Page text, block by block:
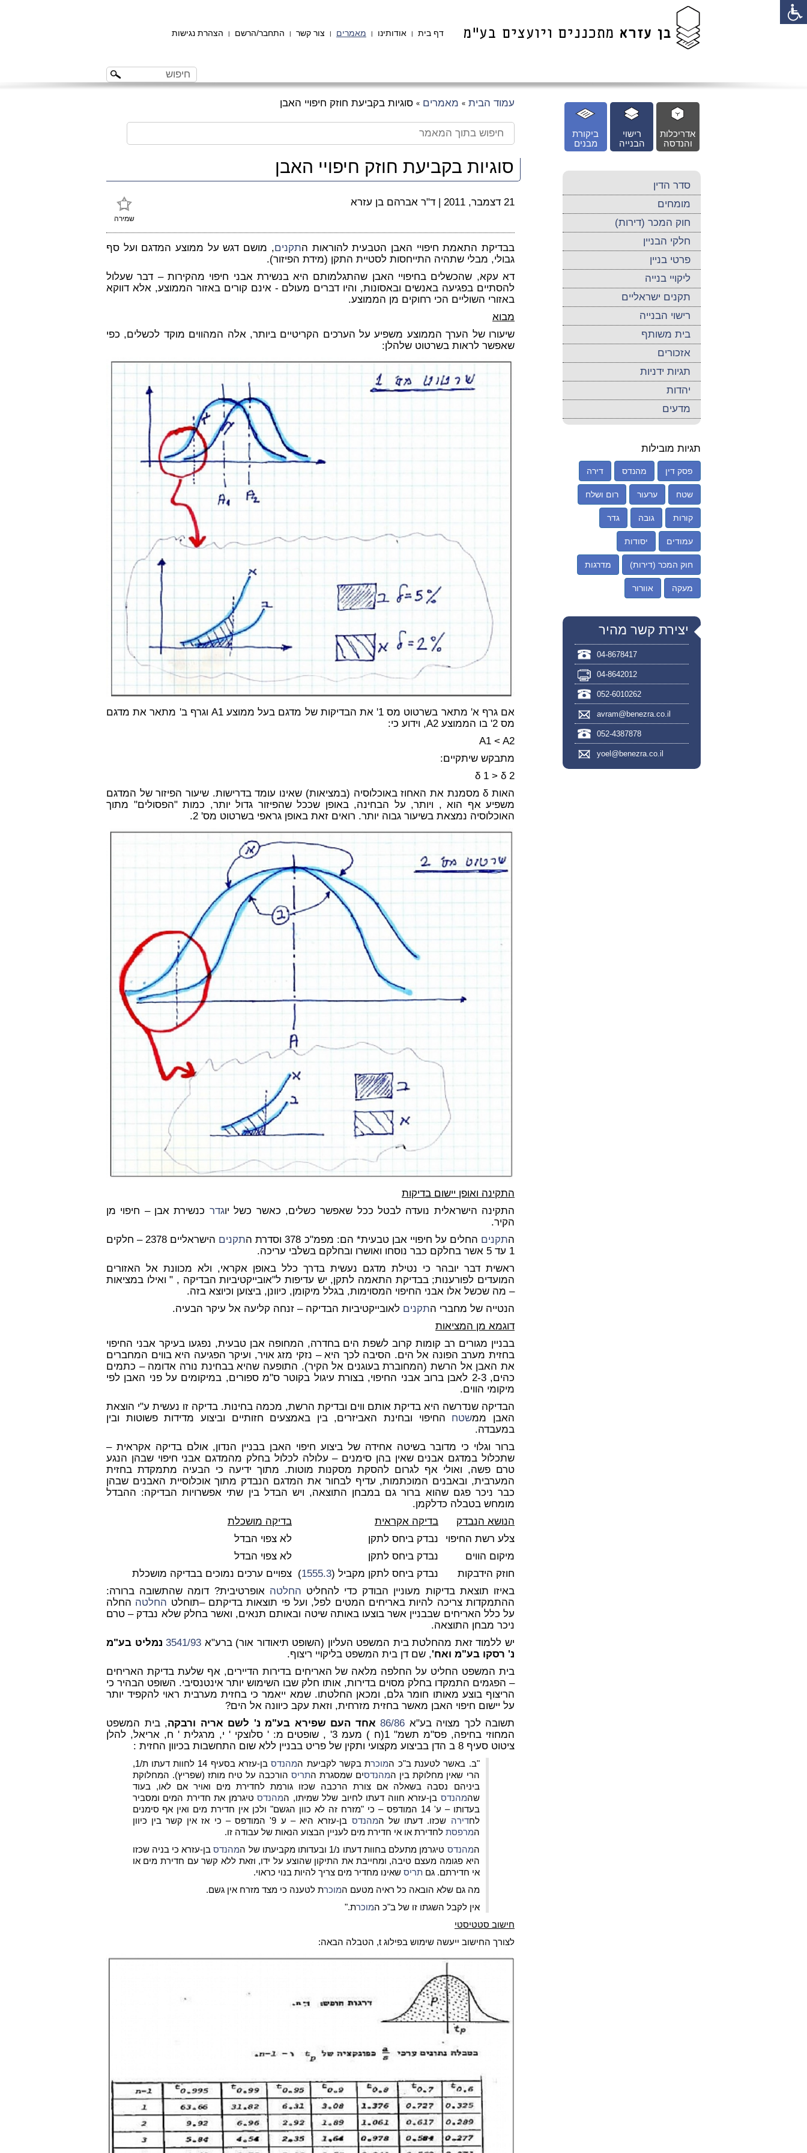
דף בית | אודותינו | מאמרים | צור קשר | התחבר/הרשם | הצהרת נגישות
עמוד הבית » מאמרים » סוגיות בקביעת חוזק חיפויי האבן
סוגיות בקביעת חוזק חיפויי האבן
שמירה
21 דצמבר, 2011 | ד"ר אברהם בן עזרא
בבדיקת התאמת חיפויי האבן הטבעית להוראות התקנים, מושם דגש על ממוצע המדגם ועל סף
גבולי, מבלי שתהיה התייחסות לסטיית התקן (מידת הפיזור).
דא עקא, שהכשלים בחיפויי האבן שהתגלמותם היא בנשירת אבני חיפוי מהקירות – דבר שעלול
להסתיים בפגיעה באנשים ובאסונות, והיו דברים מעולם - אינם קורים באזור הממוצע, אלא דווקא
באזורי השוליים הכי רחוקים מן הממוצע.
מבוא
שיעורו של הערך הממוצע משפיע על הערכים הקריטיים ביותר, אלה המהווים מוקד לכשלים, כפי
שאפשר לראות בשרטוט שלהלן:
אם גרף א' מתאר בשרטוט מס 1' את הבדיקות של מדגם בעל ממוצע A1 וגרף ב' מתאר את מדגם
מס 2' בו הממוצע A2, וידוע כי:
A1 < A2
מתבקש שיתקיים:
δ 1 > δ 2
האות δ מסמנת את האחוז באוכלוסיה (במציאות) שאינו עומד בדרישות. שיעור הפיזור של המדגם
משפיע אף הוא , ויותר, על הבחינה, באופן שככל שהפיזור גדול יותר, כמות "הפסולים" מתוך
האוכלוסיה נמצאת בשיעור גבוה יותר. רואים זאת באופן גראפי בשרטוט מס' 2.
התקינה ואופן יישום בדיקות
התקינה הישראלית נועדה לבטל ככל שאפשר כשלים, כאשר כשל יוגדר כנשירת אבן – חיפוי מן
הקיר.
התקנים החלים על חיפויי אבן טבעית* הם: מפמ"כ 378 וסדרת ה תקנים
הישראליים 2378 – חלקים
1 עד 5 אשר בחלקם כבר נוסחו ואושרו ובחלקם בשלבי עריכה.
ראשית דבר יובהר כי נטילת מדגם נעשית בדרך כלל באופן אקראי, ולא מכוונת אל האזורים
המועדים לפורענות; בבדיקת התאמה לתקן, יש עדיפות ל"אובייקטיביות הבדיקה , " ואילו במציאות
– מה שכשל אלו אבני החיפוי המסוימות, בגלל מיקומן, כיוונן, ביצוען וכיוצא בזה.
הנטייה של מחברי התקנים לאובייקטיביות הבדיקה – זנחה קליעה אל עיקר הבעיה.
דוגמא מן המציאות
בבניין מגורים רב קומות קרוב לשפת הים בחדרה, המחופה אבן טבעית, נפגעו בעיקר אבני החיפוי
בחזית מערב הפונה אל הים. הסיבה לכך היא – נזקי מזג אויר, ועיקר הפגיעה היא בווים המחברים
את האבן אל הרשת (המחוברת בעוגנים אל הקיר). התופעה שהיא בבחינת נורה אדומה – כתמים
כהים, 2-3 לאבן ברוב אבני החיפוי, בצורת עיגול בקוטר ס"מ ספורים, במיקומים על פני האבן לפי
מיקומי הווים.
הבדיקה שנדרשה היא בדיקת אותם ווים ובדיקת הרשת, מכמה בחינות. בדיקה זו נעשית ע"י הוצאת
האבן ממשטח החיפוי ובחינת האביזרים, בין באמצעים חזותיים וביצוע מדידות פשוטות ובין
במעבדה.
ברור וגלוי כי מדובר בשיטה אחידה של ביצוע חיפוי האבן בבניין הנדון, אולם בדיקה אקראית –
שתכלול במדגם אבנים שאין בהן סימנים – עלולה לכלול בחלק מהמדגם אבני חיפוי שבהן הנגע
טרם פשה, ואולי אף לגרום להסקת מסקנות מוטות. מתוך ידיעה כי הבעיה מתמקדת בחזית
המערבית, ובאבנים המוכתמות, עדיף לבחור את המדגם הנבדק מתוך אוכלוסיית האבנים שבהן
כבר ניכר פגם שהוא ברור גם במבחן התוצאה, ויש הבדל בין שתי אפשרויות הבדיקה: ההבדל
מומחש בטבלה כדלקמן.
הנושא הנבדק בדיקה אקראית
בדיקה מושכלת
צלע רשת החיפוי
נבדק ביחס לתקן
לא צפוי הבדל
מיקום הווים
נבדק ביחס לתקן
לא צפוי הבדל
חוזק הידבקות
נבדק ביחס לתקן מקביל (1555.3
) צפויים ערכים נמוכים בבדיקה מושכלת
באיזו תוצאת בדיקות מעוניין הבודק כדי להחליט החלטה אופרטיבית? דומה שהתשובה ברורה:
ההתמקדות צריכה להיות באריחים המטים לפל, ועל פי תוצאות בדיקתם –תוחלט החלטה החלה
על כלל האריחים שבבניין אשר בוצעו באותה שיטה ובאותם תנאים, ואשר בחלק שלא נבדק – טרם
ניכר מבחן התוצאה.
יש ללמוד זאת מהחלטת בית המשפט העליון (השופט תיאודור אור) ברע"א 3541/93 נמליט בע"מ
נ' רסקו בע"מ ואח', שם דן בית המשפט בליקויי ריצוף.
בית המשפט החליט על החלפה מלאה של האריחים בדירות הדיירים, אף שלעת בדיקת האריחים
– הפגמים התמקדו בחלק מסוים בדירות, אותו חלק שבו השימוש יותר אינטנסיבי. השופט הבהיר כי
הריצוף בוצע מאותו חומר גלם, ומכאן החלטתו. שמא ייאמר כי בחזית מערבית ראוי להקפיד יותר
על יישום חיפוי האבן מאשר בחזית מזרחית, וזאת עקב כיוונה אל הים?
תשובה לכך מצויה בע"א 86/86 אחד העם שפירא בע"מ נ' לשם אריה ורבקה, בית המשפט
המחוזי בחיפה, פס"מ תשמ" 1(ח ) מעמ 3' , שופטים מ: ' סלוצקי ' י, מרגלית ' ח, אריאל, להלן
ציטוט סעיף 8 ב הדן בביצוע מקצועי ותקין של פריט בבניין ללא שום התחשבות בכיוון החזית :
"ב. באשר לטענת ב"כ המוכרת בקשר לקביעת המהנדסבן-עזרא בסעיף
14 לחוות דעתו ת/1,
הרי שאין מחלוקת בין המהנדסים שמסגרת התריס הורכבה על טיח מותז (שפריץ). המחלוקת
ביניהם נסבה בשאלה אם צורת הרכבה שכזו גורמת לחדירתמים ואויר אם לאו, בעוד
שהמהנדס בן-עזרא חווה דעתו לחיוב שללשמיתו, המהנדס טיגרמן את חדירת המים ומסביר
בעדותו – ע' 14 המודפס – כי "מזרח זה לא כוון הגשם" ולכן אין חדירת מים ואין אף
סימנים
לחדירה שכזו. דעתו של המהנדס בן-עזרא היא – ע 9' המודפס –
כי אז אין קשר בין כיוון
המרפסת לחדירת או אי חדירת מים לעניין הבצוע הנאות של עבודה זו.
המהנדס טיגרמן מתעלם בחוות דעתו נ/1 ובעדותו מקביעתו של המהנדסבן-עזרא כי בניה שכזו
היא פגומה מעצם טיבה, ומחייבת את התיקון שהוצע על ידו, וזאת ללא קשר עם חדירת מים או
אי חדירתם. גםתריס שאינו מחדיר מים צריך להיות בנוי כראוי.
מה גם שלא הובאה כל ראיה מטעם המוכרת לטענה כי מצד מזרח איןגשם.
אין לקבל השגתו זו של ב"כ המוכרת."
חישוב סטטיסטי
לצורך החישוב ייעשה שימוש בפילוג t, הטבלה הבאה:
ביקורת
מבנים
רישוי
הבנייה
אדריכלות
והנדסה
סדר הדין
מומחים
חוק המכר (דירות)
חלקי הבניין
פרטי בניין
ליקויי בנייה
תקנים ישראליים
רישוי הבנייה
בית משותף
אזכורים
תגיות ידניות
יהדות
מדעים
תגיות מובילות
פסק דין מהנדס דירה
שטח ערעור רום ושלח
קורות גובה גדר
עמודים יסודות
חוק המכר (דירות) מדרגות
מעקה אוורור
יצירת קשר מהיר
04-8678417
04-8642012
052-6010262
avram@benezra.co.il
052-4387878
yoel@benezra.co.il